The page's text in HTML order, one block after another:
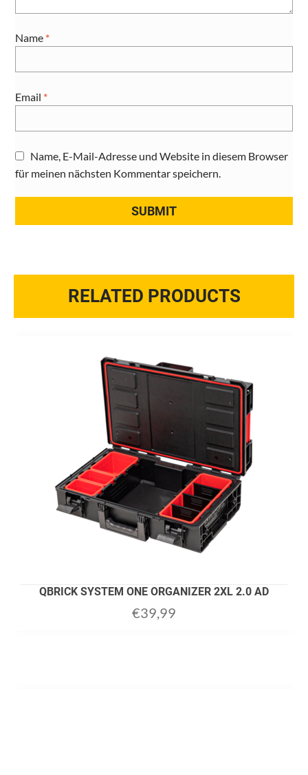
Name *
Email *
Name, E-Mail-Adresse und Website in diesem Browser
für meinen nächsten Kommentar speichern.
RELATED PRODUCTS
QBRICK SYSTEM ONE ORGANIZER 2XL 2.0 AD
€39,99